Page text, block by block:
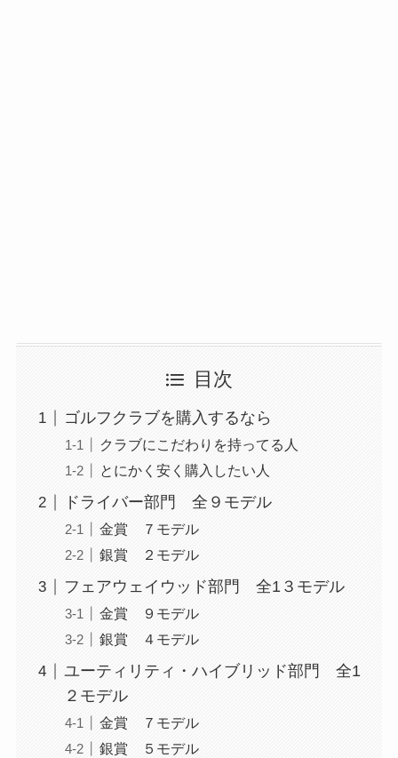
目次
ゴルフクラブを購入するなら
クラブにこだわりを持ってる人
とにかく安く購入したい人
ドライバー部門 全９モデル
金賞 ７モデル
銀賞 ２モデル
フェアウェイウッド部門 全1３モデル
金賞 ９モデル
銀賞 ４モデル
ユーティリティ・ハイブリッド部門 全1
２モデル
金賞 ７モデル
銀賞 ５モデル